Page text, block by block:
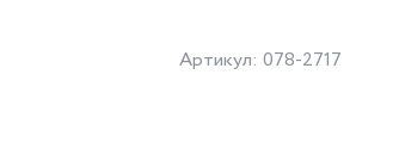
Артикул: 078-2717